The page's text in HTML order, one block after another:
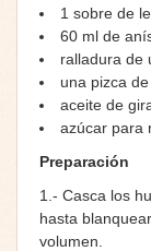
1 sobre de
60 ml de
ralladura de
una pizca
aceite de
azúcar para
Preparación
1.- Casca los
hasta
volumen.